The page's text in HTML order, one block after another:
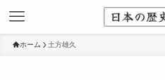
ホーム 土方雄久